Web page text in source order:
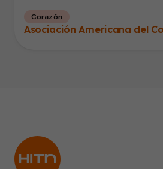
Corazón
Asociación Americana del